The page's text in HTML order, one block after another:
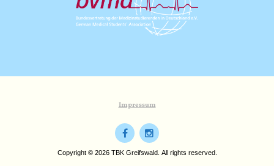
Impressum
Copyright © 2026 TBK Greifswald. All rights reserved.